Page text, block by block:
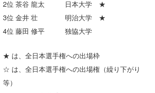
2位 茶谷 龍太 日本大学 ★
3位 金井 壮 明治大学 ★
4位 藤田 修平 独協大学
★ は、全日本選手権への出場枠
☆ は、全日本選手権への出場権（繰り下がり
等）